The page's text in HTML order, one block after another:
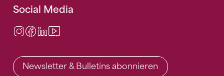
Social Media
Instagram
Facebook
LinkedIn
Newsletter & Bulletins abonnieren